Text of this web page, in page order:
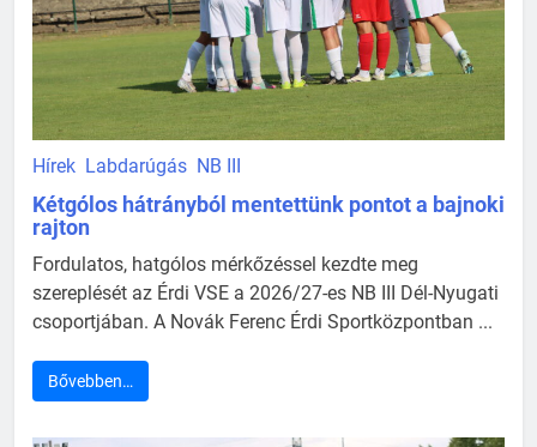
Hírek Labdarúgás NB III
Kétgólos hátrányból mentettünk pontot a bajnoki
rajton
Fordulatos, hatgólos mérkőzéssel kezdte meg
szereplését az Érdi VSE a 2026/27-es NB III Dél-Nyugati
csoportjában. A Novák Ferenc Érdi Sportközpontban ...
Bővebben…